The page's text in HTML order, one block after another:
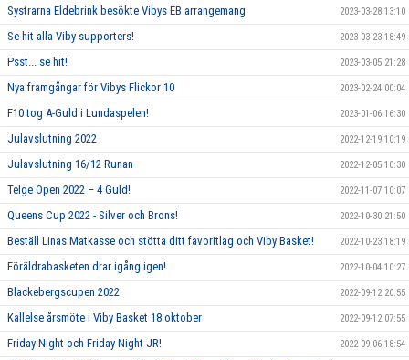
Systrarna Eldebrink besökte Vibys EB arrangemang 2023-03-28 13:10
Se hit alla Viby supporters! 2023-03-23 18:49
Psst... se hit! 2023-03-05 21:28
Nya framgångar för Vibys Flickor 10 2023-02-24 00:04
F10 tog A-Guld i Lundaspelen! 2023-01-06 16:30
Julavslutning 2022 2022-12-19 10:19
Julavslutning 16/12 Runan 2022-12-05 10:30
Telge Open 2022 – 4 Guld! 2022-11-07 10:07
Queens Cup 2022 - Silver och Brons! 2022-10-30 21:50
Beställ Linas Matkasse och stötta ditt favoritlag och Viby Basket! 2022-10-23 18:19
Föräldrabasketen drar igång igen! 2022-10-04 10:27
Blackebergscupen 2022 2022-09-12 20:55
Kallelse årsmöte i Viby Basket 18 oktober 2022-09-12 07:55
Friday Night och Friday Night JR! 2022-09-06 18:54